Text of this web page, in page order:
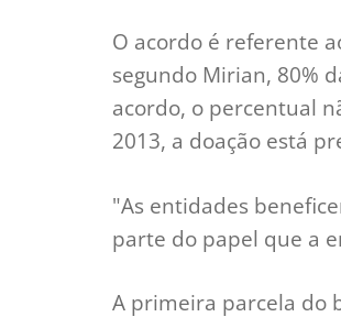
O acordo é referente
segundo Mirian, 80%
acordo, o percentual
2013, a doação está
"As entidades
parte do papel que a
A primeira parcela do